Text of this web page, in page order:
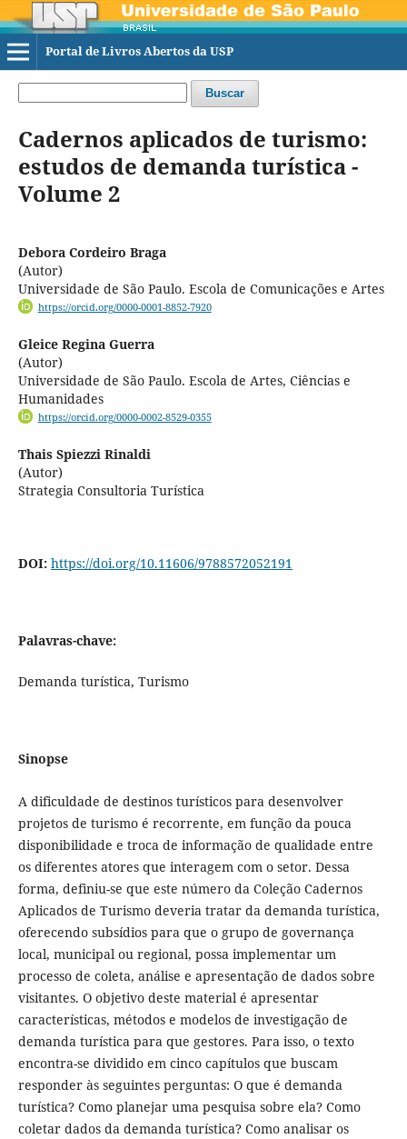
Portal de Livros Abertos da USP
Buscar
Cadernos aplicados de turismo:
estudos de demanda turística -
Volume 2
Debora Cordeiro Braga
(Autor)
Universidade de São Paulo. Escola de Comunicações e Artes
https://orcid.org/0000-0001-8852-7920
Gleice Regina Guerra
(Autor)
Universidade de São Paulo. Escola de Artes, Ciências e
Humanidades
https://orcid.org/0000-0002-8529-0355
Thais Spiezzi Rinaldi
(Autor)
Strategia Consultoria Turística
DOI: https://doi.org/10.11606/9788572052191
Palavras-chave:
Demanda turística, Turismo
Sinopse
A dificuldade de destinos turísticos para desenvolver
projetos de turismo é recorrente, em função da pouca
disponibilidade e troca de informação de qualidade entre
os diferentes atores que interagem com o setor. Dessa
forma, definiu-se que este número da Coleção Cadernos
Aplicados de Turismo deveria tratar da demanda turística,
oferecendo subsídios para que o grupo de governança
local, municipal ou regional, possa implementar um
processo de coleta, análise e apresentação de dados sobre
visitantes. O objetivo deste material é apresentar
características, métodos e modelos de investigação de
demanda turística para que gestores. Para isso, o texto
encontra-se dividido em cinco capítulos que buscam
responder às seguintes perguntas: O que é demanda
turística? Como planejar uma pesquisa sobre ela? Como
coletar dados da demanda turística? Como analisar os